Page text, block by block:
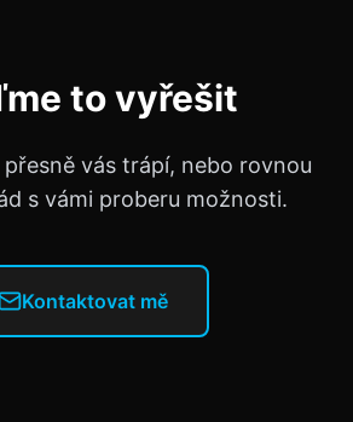
to vyřešit
vás trápí, nebo rovnou
s vámi proberu možnosti.
Kontaktovat mě